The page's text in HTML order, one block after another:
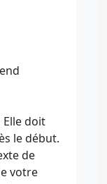
Elle doit
le début.
de
votre